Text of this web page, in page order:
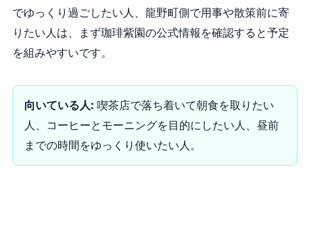
でゆっくり過ごしたい人、龍野町側で用事や散策前に寄
りたい人は、まず珈琲紫園の公式情報を確認すると予定
を組みやすいです。
向いている人: 喫茶店で落ち着いて朝食を取りたい
人、コーヒーとモーニングを目的にしたい人、昼前
までの時間をゆっくり使いたい人。